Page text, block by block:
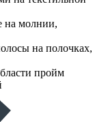
на молнии,
на полочках,
пройм